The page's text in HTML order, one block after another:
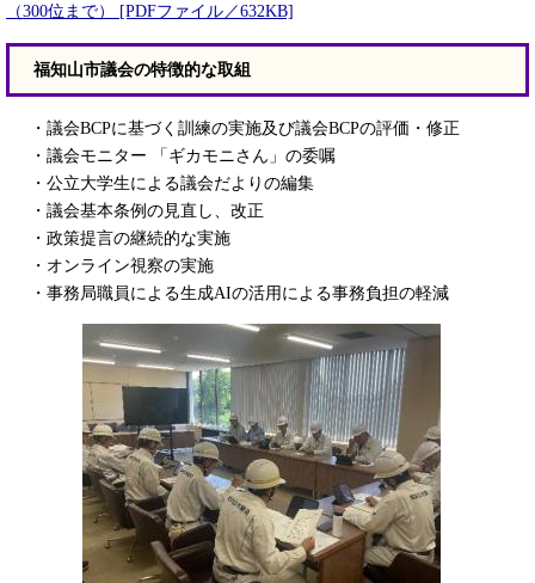
（300位まで） [PDFファイル／632KB]
福知山市議会の特徴的な取組
・議会BCPに基づく訓練の実施及び議会BCPの評価・修正
・議会モニター 「ギカモニさん」の委嘱
・公立大学生による議会だよりの編集
・議会基本条例の見直し、改正
・政策提言の継続的な実施
・オンライン視察の実施
・事務局職員による生成AIの活用による事務負担の軽減